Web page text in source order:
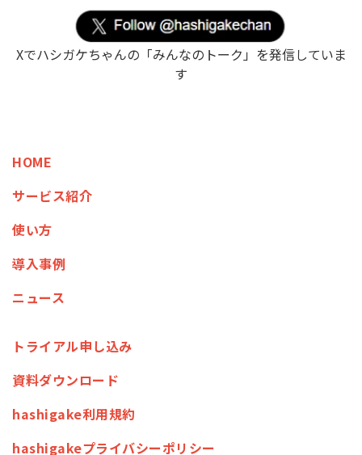
Xでハシガケちゃんの「みんなのトーク」を発信していま
す
HOME
サービス紹介
使い方
導入事例
ニュース
トライアル申し込み
資料ダウンロード
hashigake利用規約
hashigakeプライバシーポリシー